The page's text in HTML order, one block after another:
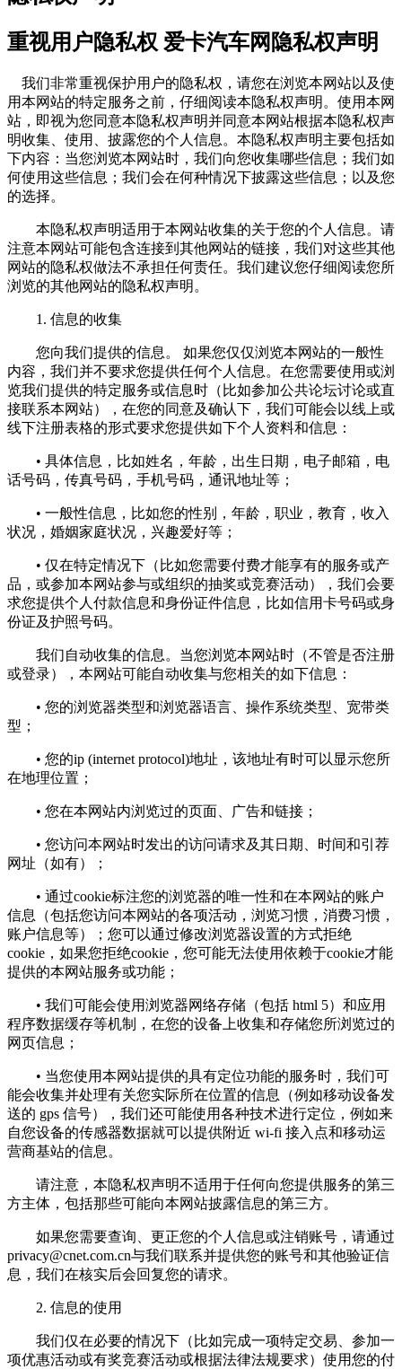
重视用户隐私权 爱卡汽车网隐私权声明
我们非常重视保护用户的隐私权，请您在浏览本网站以及使
用本网站的特定服务之前，仔细阅读本隐私权声明。使用本网
站，即视为您同意本隐私权声明并同意本网站根据本隐私权声
明收集、使用、披露您的个人信息。本隐私权声明主要包括如
下内容：当您浏览本网站时，我们向您收集哪些信息；我们如
何使用这些信息；我们会在何种情况下披露这些信息；以及您
的选择。
本隐私权声明适用于本网站收集的关于您的个人信息。请
注意本网站可能包含连接到其他网站的链接，我们对这些其他
网站的隐私权做法不承担任何责任。我们建议您仔细阅读您所
浏览的其他网站的隐私权声明。
1. 信息的收集
您向我们提供的信息。 如果您仅仅浏览本网站的一般性
内容，我们并不要求您提供任何个人信息。在您需要使用或浏
览我们提供的特定服务或信息时（比如参加公共论坛讨论或直
接联系本网站），在您的同意及确认下，我们可能会以线上或
线下注册表格的形式要求您提供如下个人资料和信息：
• 具体信息，比如姓名，年龄，出生日期，电子邮箱，电
话号码，传真号码，手机号码，通讯地址等；
• 一般性信息，比如您的性别，年龄，职业，教育，收入
状况，婚姻家庭状况，兴趣爱好等；
• 仅在特定情况下（比如您需要付费才能享有的服务或产
品，或参加本网站参与或组织的抽奖或竞赛活动），我们会要
求您提供个人付款信息和身份证件信息，比如信用卡号码或身
份证及护照号码。
我们自动收集的信息。当您浏览本网站时（不管是否注册
或登录），本网站可能自动收集与您相关的如下信息：
• 您的浏览器类型和浏览器语言、操作系统类型、宽带类
型；
• 您的ip (internet protocol)地址，该地址有时可以显示您所
在地理位置；
• 您在本网站内浏览过的页面、广告和链接；
• 您访问本网站时发出的访问请求及其日期、时间和引荐
网址（如有）；
• 通过cookie标注您的浏览器的唯一性和在本网站的账户
信息（包括您访问本网站的各项活动，浏览习惯，消费习惯，
账户信息等）；您可以通过修改浏览器设置的方式拒绝
cookie，如果您拒绝cookie，您可能无法使用依赖于cookie才能
提供的本网站服务或功能；
• 我们可能会使用浏览器网络存储（包括 html 5）和应用
程序数据缓存等机制，在您的设备上收集和存储您所浏览过的
网页信息；
• 当您使用本网站提供的具有定位功能的服务时，我们可
能会收集并处理有关您实际所在位置的信息（例如移动设备发
送的 gps 信号），我们还可能使用各种技术进行定位，例如来
自您设备的传感器数据就可以提供附近 wi-fi 接入点和移动运
营商基站的信息。
请注意，本隐私权声明不适用于任何向您提供服务的第三
方主体，包括那些可能向本网站披露信息的第三方。
如果您需要查询、更正您的个人信息或注销账号，请通过
privacy@cnet.com.cn与我们联系并提供您的账号和其他验证信
息，我们在核实后会回复您的请求。
2. 信息的使用
我们仅在必要的情况下（比如完成一项特定交易、参加一
项优惠活动或有奖竞赛活动或根据法律法规要求）使用您的付